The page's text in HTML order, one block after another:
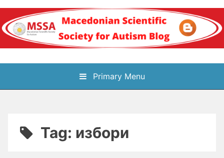
Skip
content
Блог на
Македонското научно
здружение за
Primary Menu
Tag: избори